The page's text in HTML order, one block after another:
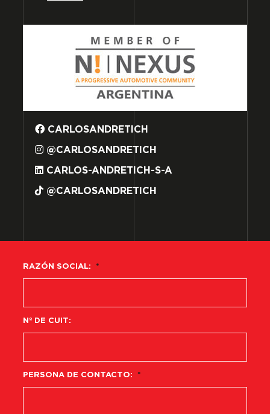
CARLOSANDRETICH
@CARLOSANDRETICH
CARLOS-ANDRETICH-S-A
@CARLOSANDRETICH
RAZÓN SOCIAL: *
Nº DE CUIT:
PERSONA DE CONTACTO: *